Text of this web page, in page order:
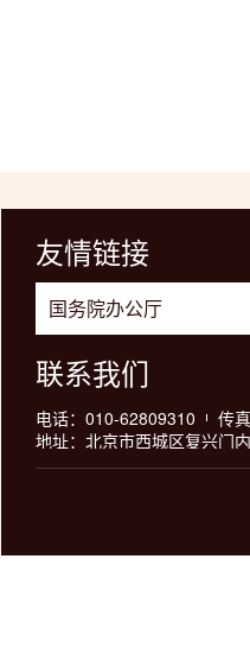
友情链接
联系我们
电话：010-62809310
传
地址：北京市西城区复兴门